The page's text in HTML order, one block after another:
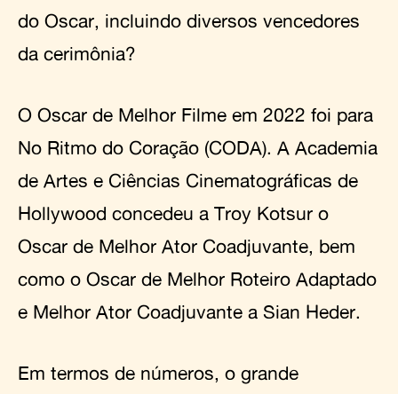
do Oscar, incluindo diversos vencedores
da cerimônia?
O Oscar de Melhor Filme em 2022 foi para
No Ritmo do Coração (CODA). A Academia
de Artes e Ciências Cinematográficas de
Hollywood concedeu a Troy Kotsur o
Oscar de Melhor Ator Coadjuvante, bem
como o Oscar de Melhor Roteiro Adaptado
e Melhor Ator Coadjuvante a Sian Heder.
Em termos de números, o grande